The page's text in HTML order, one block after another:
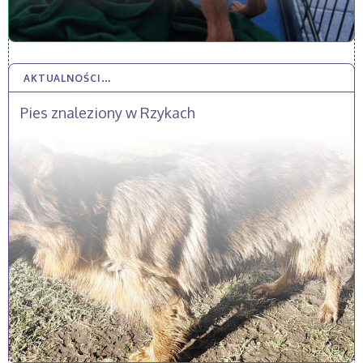
AKTUALNOŚCI…
Pies znaleziony w Rzykach
18 WRZ 2025